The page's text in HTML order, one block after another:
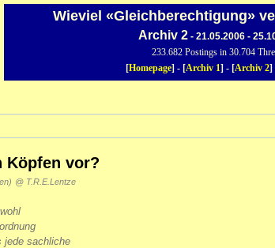
Wieviel «Gleichberechtigung»
Archiv 2- 21.05.2006 -
233.682 Postings in 30.704
[Homepage] - [Archiv 1] - [Archiv 2]
Köpfen vor?
@ T.R.E.Lentze
jede sachliche